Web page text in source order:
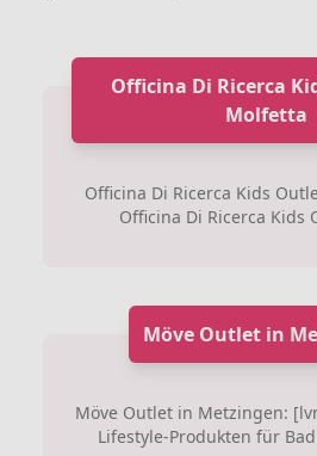
Officina Di Ricerca
Molfetta
Officina Di Ricerca Kids
Officina Di Ricerca Kids
Möve Outlet in
Möve Outlet in Metzingen:
Lifestyle-Produkten für